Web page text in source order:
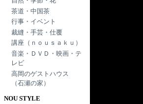
茶道・中国茶
行事・イベント
裁縫・手芸・仕覆
講座（ｎｏｕｓａｋｕ）
音楽・ＤＶＤ・映画・テ
レビ
高岡のゲストハウス
（石瀬の家）
NOU STYLE